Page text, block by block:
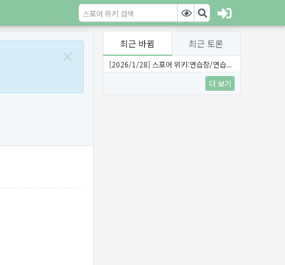
최근 바뀜 최근 토론
[2026/1/28] 스포어 위키:연습장/연습...
더 보기
×